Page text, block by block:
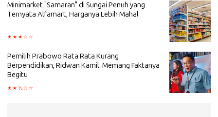
Minimarket "Samaran" di Sungai Penuh yang
Ternyata Alfamart, Harganya Lebih Mahal
Pemilih Prabowo Rata Rata Kurang
Berpendidikan, Ridwan Kamil: Memang Faktanya
Begitu